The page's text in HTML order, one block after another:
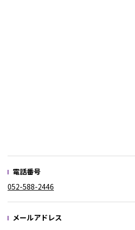
電話番号
052-588-2446
メールアドレス